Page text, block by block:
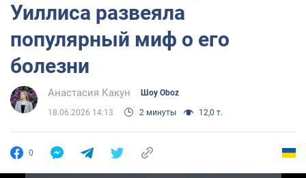
Уиллиса развеяла
популярный миф о его
болезни
Анастасия Какун Шоу Oboz
18.06.2026 14:13 2 минуты 12,0 т.
0